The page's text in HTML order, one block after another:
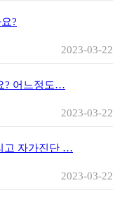
?
2023-03-22
? 어느정도…
2023-03-22
고 자가진단 …
2023-03-22